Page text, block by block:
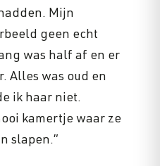
Mijn
geen echt
was half af en er
Alles was oud en
ik haar niet.
kamertje waar ze
slapen.”